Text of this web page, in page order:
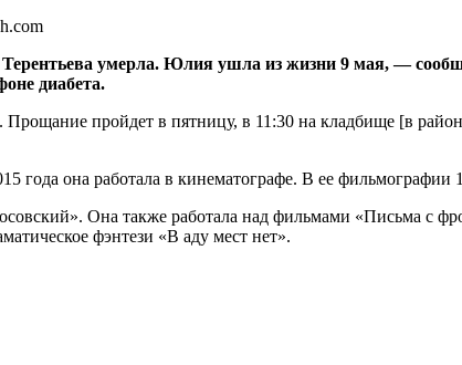
умерла. Юлия ушла из жизни 9 мая, —
диабета.
Прощание пройдет в пятницу, в 11:30 на кладбище [в
года она работала в кинематографе. В ее фильмографии
Она также работала над фильмами «Письма с
фэнтези «В аду мест нет».